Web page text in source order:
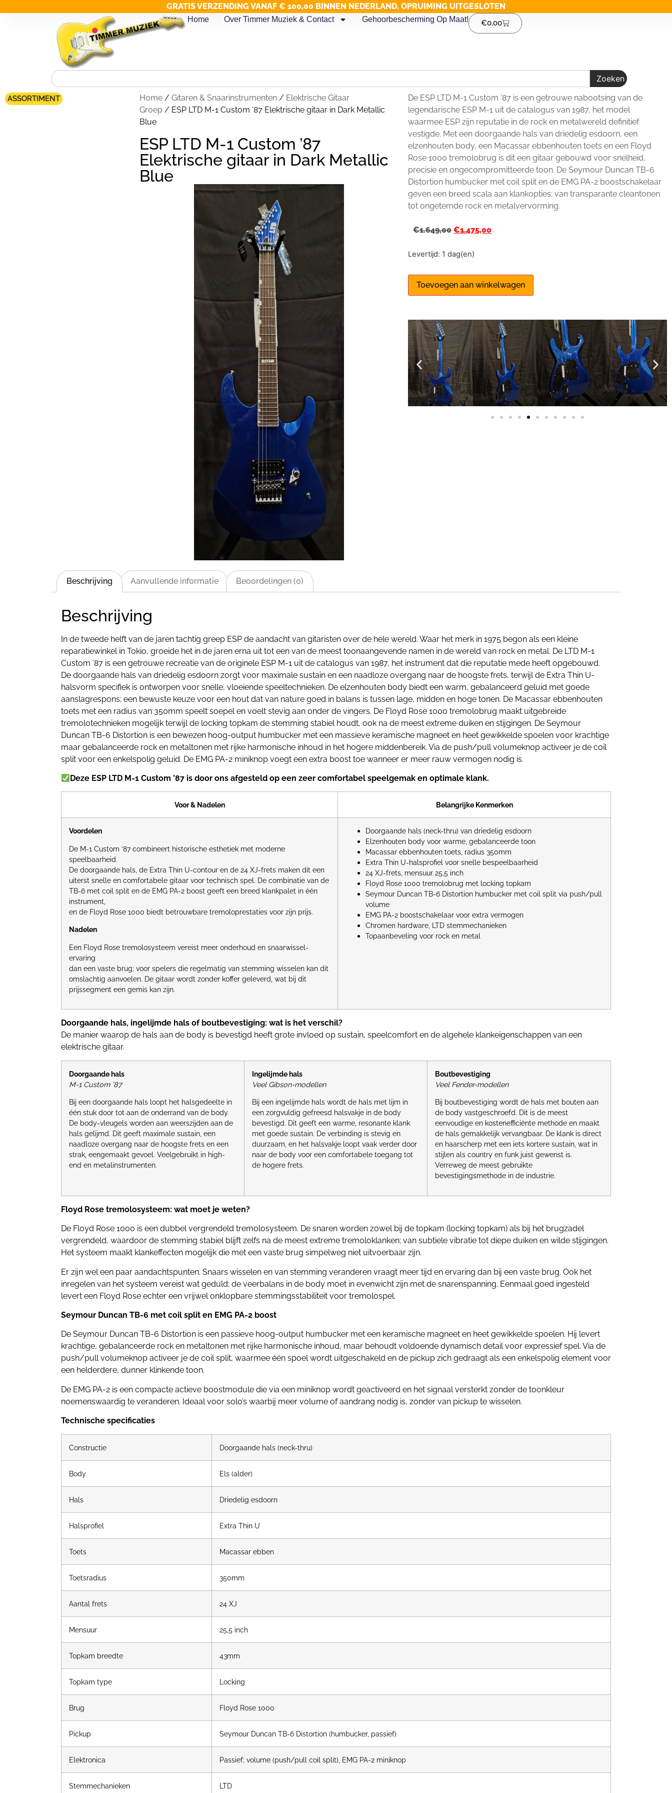
GRATIS VERZENDING VANAF € 100,00 BINNEN NEDERLAND, OPRUIMING UITGESLOTEN
Home Over Timmer Muziek & Contact Gehoorbescherming Op Maat! €0,00
Zoeken
ASSORTIMENT Home/ Gitaren & Snaarinstrumenten/ Elektrische Gitaar
Groep/ ESP LTD M-1 Custom ’87 Elektrische gitaar in Dark Metallic
Blue
ESP LTD M-1 Custom ’87
Elektrische gitaar in Dark Metallic
Blue
De ESP LTD M-1 Custom ’87 is een getrouwe nabootsing van de
legendarische ESP M-1 uit de catalogus van 1987, het model
waarmee ESP zijn reputatie in de rock en metalwereld definitief
vestigde. Met een doorgaande hals van driedelig esdoorn, een
elzenhouten body, een Macassar ebbenhouten toets en een Floyd
Rose 1000 tremolobrug is dit een gitaar gebouwd voor snelheid,
precisie en ongecompromitteerde toon. De Seymour Duncan TB-6
Distortion humbucker met coil split en de EMG PA-2 boostschakelaar
geven een breed scala aan klankopties; van transparante cleantonen
tot ongetemde rock en metalvervorming.
€1.649,00 €1.475,00
Levertijd: 1 dag(en)
Toevoegen aan winkelwagen
Beschrijving Aanvullende informatie Beoordelingen (0)
Beschrijving
In de tweede helft van de jaren tachtig greep ESP de aandacht van gitaristen over de hele wereld. Waar het merk in 1975 begon als een kleine
reparatiewinkel in Tokio, groeide het in de jaren erna uit tot een van de meest toonaangevende namen in de wereld van rock en metal. De LTD M-1
Custom ’87 is een getrouwe recreatie van de originele ESP M-1 uit de catalogus van 1987, het instrument dat die reputatie mede heeft opgebouwd.
De doorgaande hals van driedelig esdoorn zorgt voor maximale sustain en een naadloze overgang naar de hoogste frets, terwijl de Extra Thin U-
halsvorm specifiek is ontworpen voor snelle, vloeiende speeltechnieken. De elzenhouten body biedt een warm, gebalanceerd geluid met goede
aanslagrespons; een bewuste keuze voor een hout dat van nature goed in balans is tussen lage, midden en hoge tonen. De Macassar ebbenhouten
toets met een radius van 350mm speelt soepel en voelt stevig aan onder de vingers. De Floyd Rose 1000 tremolobrug maakt uitgebreide
tremolotechnieken mogelijk terwijl de locking topkam de stemming stabiel houdt, ook na de meest extreme duiken en stijgingen. De Seymour
Duncan TB-6 Distortion is een bewezen hoog-output humbucker met een massieve keramische magneet en heet gewikkelde spoelen voor krachtige
maar gebalanceerde rock en metaltonen met rijke harmonische inhoud in het hogere middenbereik. Via de push/pull volumeknop activeer je de coil
split voor een enkelspolig geluid. De EMG PA-2 miniknop voegt een extra boost toe wanneer er meer rauw vermogen nodig is.
Deze ESP LTD M-1 Custom ’87 is door ons afgesteld op een zeer comfortabel speelgemak en optimale klank.
Voor & Nadelen Belangrijke Kenmerken
Voordelen
De M-1 Custom ’87 combineert historische esthetiek met moderne
speelbaarheid.
De doorgaande hals, de Extra Thin U-contour en de 24 XJ-frets maken dit een
uiterst snelle en comfortabele gitaar voor technisch spel. De combinatie van de
TB-6 met coil split en de EMG PA-2 boost geeft een breed klankpalet in één
instrument,
en de Floyd Rose 1000 biedt betrouwbare tremoloprestaties voor zijn prijs.
Nadelen
Een Floyd Rose tremolosysteem vereist meer onderhoud en snaarwissel-
ervaring
dan een vaste brug; voor spelers die regelmatig van stemming wisselen kan dit
omslachtig aanvoelen. De gitaar wordt zonder koffer geleverd, wat bij dit
prijssegment een gemis kan zijn.
Doorgaande hals (neck-thru) van driedelig esdoorn
Elzenhouten body voor warme, gebalanceerde toon
Macassar ebbenhouten toets, radius 350mm
Extra Thin U-halsprofiel voor snelle bespeelbaarheid
24 XJ-frets, mensuur 25,5 inch
Floyd Rose 1000 tremolobrug met locking topkam
Seymour Duncan TB-6 Distortion humbucker met coil split via push/pull
volume
EMG PA-2 boostschakelaar voor extra vermogen
Chromen hardware, LTD stemmechanieken
Topaanbeveling voor rock en metal
Doorgaande hals, ingelijmde hals of boutbevestiging: wat is het verschil?
De manier waarop de hals aan de body is bevestigd heeft grote invloed op sustain, speelcomfort en de algehele klankeigenschappen van een
elektrische gitaar.
Doorgaande hals
M-1 Custom ’87
Bij een doorgaande hals loopt het halsgedeelte in
één stuk door tot aan de onderrand van de body.
De body-vleugels worden aan weerszijden aan de
hals gelijmd. Dit geeft maximale sustain, een
naadloze overgang naar de hoogste frets en een
strak, eengemaakt gevoel. Veelgebruikt in high-
end en metalinstrumenten.
Ingelijmde hals
Veel Gibson-modellen
Bij een ingelijmde hals wordt de hals met lijm in
een zorgvuldig gefreesd halsvakje in de body
bevestigd. Dit geeft een warme, resonante klank
met goede sustain. De verbinding is stevig en
duurzaam, en het halsvakje loopt vaak verder door
naar de body voor een comfortabele toegang tot
de hogere frets.
Boutbevestiging
Veel Fender-modellen
Bij boutbevestiging wordt de hals met bouten aan
de body vastgeschroefd. Dit is de meest
eenvoudige en kostenefficiënte methode en maakt
de hals gemakkelijk vervangbaar. De klank is direct
en haarscherp met een iets kortere sustain, wat in
stijlen als country en funk juist gewenst is.
Verreweg de meest gebruikte
bevestigingsmethode in de industrie.
Floyd Rose tremolosysteem: wat moet je weten?
De Floyd Rose 1000 is een dubbel vergrendeld tremolosysteem. De snaren worden zowel bij de topkam (locking topkam) als bij het brugzadel
vergrendeld, waardoor de stemming stabiel blijft zelfs na de meest extreme tremoloklanken; van subtiele vibratie tot diepe duiken en wilde stijgingen.
Het systeem maakt klankeffecten mogelijk die met een vaste brug simpelweg niet uitvoerbaar zijn.
Er zijn wel een paar aandachtspunten. Snaars wisselen en van stemming veranderen vraagt meer tijd en ervaring dan bij een vaste brug. Ook het
inregelen van het systeem vereist wat geduld; de veerbalans in de body moet in evenwicht zijn met de snarenspanning. Eenmaal goed ingesteld
levert een Floyd Rose echter een vrijwel onklopbare stemmingsstabiliteit voor tremolospel.
Seymour Duncan TB-6 met coil split en EMG PA-2 boost
De Seymour Duncan TB-6 Distortion is een passieve hoog-output humbucker met een keramische magneet en heet gewikkelde spoelen. Hij levert
krachtige, gebalanceerde rock en metaltonen met rijke harmonische inhoud, maar behoudt voldoende dynamisch detail voor expressief spel. Via de
push/pull volumeknop activeer je de coil split, waarmee één spoel wordt uitgeschakeld en de pickup zich gedraagt als een enkelspolig element voor
een helderdere, dunner klinkende toon.
De EMG PA-2 is een compacte actieve boostmodule die via een miniknop wordt geactiveerd en het signaal versterkt zonder de toonkleur
noemenswaardig te veranderen. Ideaal voor solo’s waarbij meer volume of aandrang nodig is, zonder van pickup te wisselen.
Technische specificaties
Constructie Doorgaande hals (neck-thru)
Body Els (alder)
Hals Driedelig esdoorn
Halsprofiel Extra Thin U
Toets Macassar ebben
Toetsradius 350mm
Aantal frets 24 XJ
Mensuur 25,5 inch
Topkam breedte 43mm
Topkam type Locking
Brug Floyd Rose 1000
Pickup Seymour Duncan TB-6 Distortion (humbucker, passief)
Elektronica Passief; volume (push/pull coil split), EMG PA-2 miniknop
Stemmechanieken LTD